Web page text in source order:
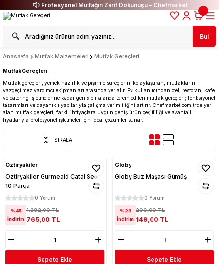
Profesyonel Mutfağın Zarif Dokunuşu – Chefmarket
Bul
Anasayfa Mutfak Malzemeleri Mutfak Gereçleri
Mutfak Gereçleri
Mutfak gereçleri, yemek hazırlık ve pişirme süreçlerini kolaylaştıran, mutfakların
vazgeçilmez yardımcı ekipmanları arasında yer alır. Ev kullanımından otel, restoran, kafe
ve catering işletmelerine kadar geniş bir alanda tercih edilen mutfak gereçleri; fonksiyonel
tasarımları ve dayanıklı yapılarıyla çalışma verimliliğini artırır. Chefmarket.com.tr’de yer
alan mutfak gereçleri, farklı ihtiyaçlara uygun geniş ürün çeşitliliği ve avantajlı
fiyatlarıyla profesyonel işletmeler için ideal çözümler sunar.
SIRALA
Öztiryakiler
Öztiryakiler Gurmeaid Çatal Seti
10 Parça
0 Yorum
%45
İndirim
1.392,00 TL
765,00 TL
Sepete Ekle
Globy
Globy Buz Maşası Gümüş
0 Yorum
%28
İndirim
206,00 TL
149,00 TL
Sepete Ekle